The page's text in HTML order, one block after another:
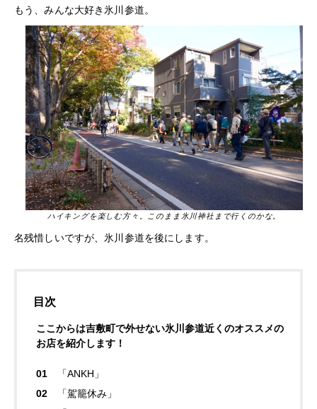
もう、みんな大好き氷川参道。
ハイキングを楽しむ方々。このまま氷川神社まで行くのかな。
名残惜しいですが、氷川参道を後にします。
目次
ここからは吉敷町で外せない氷川参道近くのオススメの
お店を紹介します！
「ANKH」
「駕籠休み」